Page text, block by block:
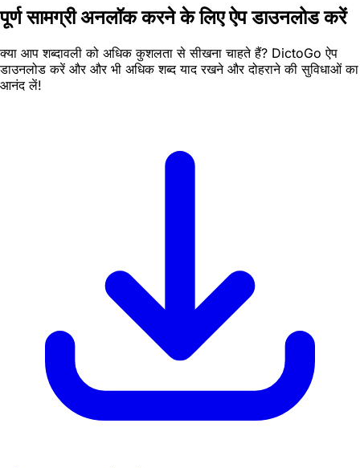
पूर्ण सामग्री अनलॉक करने के लिए ऐप डाउनलोड करें
क्या आप शब्दावली को अधिक कुशलता से सीखना चाहते हैं? DictoGo ऐप
डाउनलोड करें और और भी अधिक शब्द याद रखने और दोहराने की सुविधाओं का
आनंद लें!